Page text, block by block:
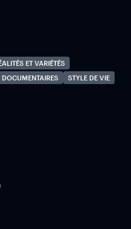
ET VARIÉTÉS
DOCUMENTAIRES
STYLE DE VIE